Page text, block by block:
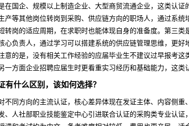
在国企、规模以上制造企业、大型商贸流通企业，这类认证
产等其他岗位转岗到采购、供应链方向的职场人，通过系统
转岗的适应周期，在求职时也能体现自身的准备度。第三类
心负责人，通过学习可以搭建系统的供应链管理思维，更好
意的是，没有相关工作经验的应届毕业生不建议过早报考这
一方面企业招聘应届生时更看重实习经历和基础能力，这类
什么区别，该如何选择？
不同方向的主流认证，核心差异体现在发证主体、内容侧重
、人社部职业技能鉴定中心引进联合认证的采购类专业认证